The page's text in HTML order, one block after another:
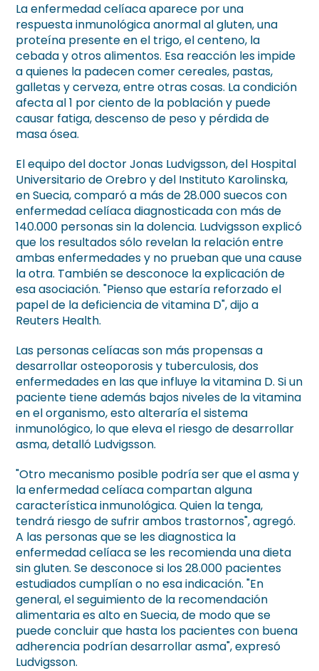
La enfermedad celíaca aparece por una
respuesta inmunológica anormal al gluten, una
proteína presente en el trigo, el centeno, la
cebada y otros alimentos. Esa reacción les impide
a quienes la padecen comer cereales, pastas,
galletas y cerveza, entre otras cosas. La condición
afecta al 1 por ciento de la población y puede
causar fatiga, descenso de peso y pérdida de
masa ósea.
El equipo del doctor Jonas Ludvigsson, del Hospital
Universitario de Orebro y del Instituto Karolinska,
en Suecia, comparó a más de 28.000 suecos con
enfermedad celíaca diagnosticada con más de
140.000 personas sin la dolencia. Ludvigsson explicó
que los resultados sólo revelan la relación entre
ambas enfermedades y no prueban que una cause
la otra. También se desconoce la explicación de
esa asociación. "Pienso que estaría reforzado el
papel de la deficiencia de vitamina D", dijo a
Reuters Health.
Las personas celíacas son más propensas a
desarrollar osteoporosis y tuberculosis, dos
enfermedades en las que influye la vitamina D. Si un
paciente tiene además bajos niveles de la vitamina
en el organismo, esto alteraría el sistema
inmunológico, lo que eleva el riesgo de desarrollar
asma, detalló Ludvigsson.
"Otro mecanismo posible podría ser que el asma y
la enfermedad celíaca compartan alguna
característica inmunológica. Quien la tenga,
tendrá riesgo de sufrir ambos trastornos", agregó.
A las personas que se les diagnostica la
enfermedad celíaca se les recomienda una dieta
sin gluten. Se desconoce si los 28.000 pacientes
estudiados cumplían o no esa indicación. "En
general, el seguimiento de la recomendación
alimentaria es alto en Suecia, de modo que se
puede concluir que hasta los pacientes con buena
adherencia podrían desarrollar asma", expresó
Ludvigsson.